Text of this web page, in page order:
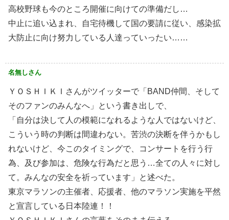
高校野球も今のところ開催に向けての準備だし…
中止に追い込まれ、自宅待機して国の要請に従い、感染拡
大防止に向け努力している人達っていったい……
名無しさん
ＹＯＳＨＩＫＩさんがツイッターで「BAND仲間、そして
そのファンのみんなへ」という書き出しで、
「自分は決して人の模範になれるような人ではないけど、
こういう時の判断は間違わない。苦渋の決断を伴うかもし
れないけど、今このタイミングで、コンサートを行う行
為、及び参加は、危険な行為だと思う…全ての人々に対し
て。みんなの安全を祈っています」と述べた。
東京マラソンの主催者、応援者、他のマラソン実施を平然
と宣言している日本陸連！！